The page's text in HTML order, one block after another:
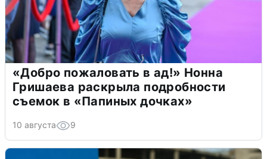
«Добро пожаловать в ад!» Нонна
Гришаева раскрыла подробности
съемок в «Папиных дочках»
10 августа 9